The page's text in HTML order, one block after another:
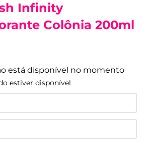
Infinity
Colônia 200ml
está disponível no momento
estiver disponível